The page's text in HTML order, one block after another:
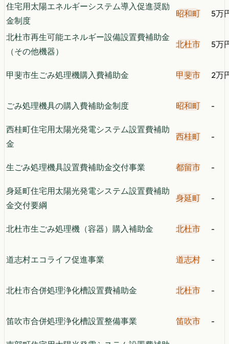
住宅用太陽エネルギーシステム導入促進奨励
金制度
昭和町 5万
北杜市再生可能エネルギー設備設置費補助金
（その他機器）
北杜市 5万
甲斐市生ごみ処理機購入費補助金 甲斐市 2万
ごみ処理機具の購入費補助金制度 昭和町 -
西桂町住宅用太陽光発電システム設置費補助
金
西桂町 -
生ごみ処理機具設置費補助金交付事業 都留市 -
身延町住宅用太陽光発電システム設置費補助
金交付要綱
身延町 -
北杜市生ごみ処理機（容器）購入補助金 北杜市 -
道志村エコライフ促進事業 道志村 -
北杜市合併処理浄化槽設置費補助金 北杜市 -
笛吹市合併処理浄化槽設置整備事業 笛吹市 -